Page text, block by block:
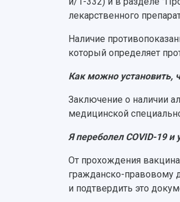
лекарственного
Наличие
который определяет
Как можно установить,
Заключение о наличии
медицинской
Я переболел COVID-19
От прохождения
гражданско-правовому
и подтвердить это